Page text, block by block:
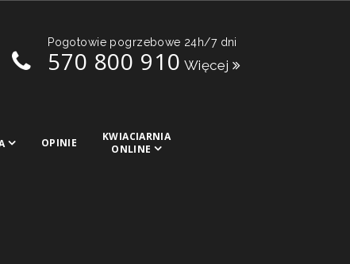
Pogotowie pogrzebowe 24h/7 dni
570 800 910 Więcej
OPINIE
KWIACIARNIA
ONLINE